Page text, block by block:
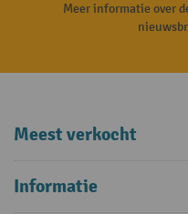
Meer informatie over
Meest verkocht
Informatie